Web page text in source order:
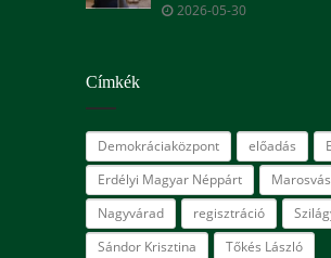
2026-05-30
Címkék
Demokráciaközpont előadás
Erdélyi Magyar Néppárt
Nagyvárad
regisztráció
Sándor Krisztina
Tőkés László